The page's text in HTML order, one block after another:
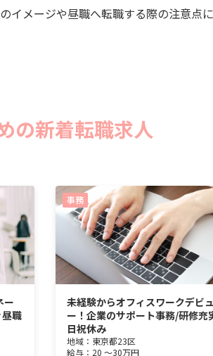
メージや昼職へ転職する際の注意点に
の新着転職求人
ー
職
事務
未経験からオフィスワークデビュ
ー！企業のサポート事務/研修充
日祝休み
地域： 東京都23区
給与： 20 ～30万円